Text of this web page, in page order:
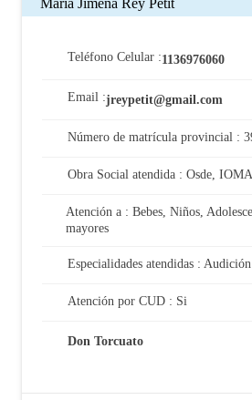
Teléfono Celular :1136976060
Email :jreypetit@gmail.com
Número de matrícula provincial :
Obra Social atendida : Osde,
Atención a : Bebes, Niños,
mayores
Especialidades atendidas : Audición
Atención por CUD : Si
Don Torcuato